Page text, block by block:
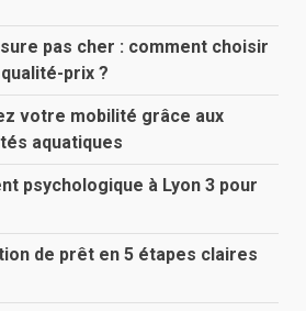
pas cher : comment choisir
prix ?
votre mobilité grâce aux
aquatiques
psychologique à Lyon 3 pour
de prêt en 5 étapes claires